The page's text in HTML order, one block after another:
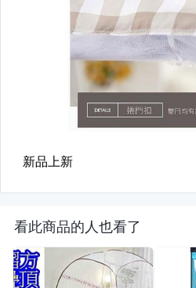
看此商品的人也看了